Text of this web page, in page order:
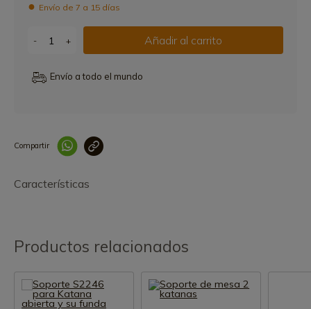
Envío de 7 a 15 días
- + Añadir al carrito
Envío a todo el mundo
Compartir
Características
Productos relacionados